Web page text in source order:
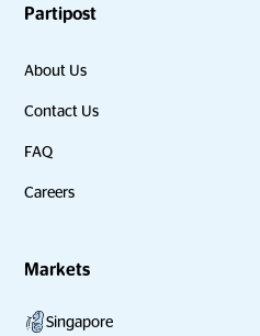
Partipost
About Us
Contact Us
FAQ
Careers
Markets
Singapore